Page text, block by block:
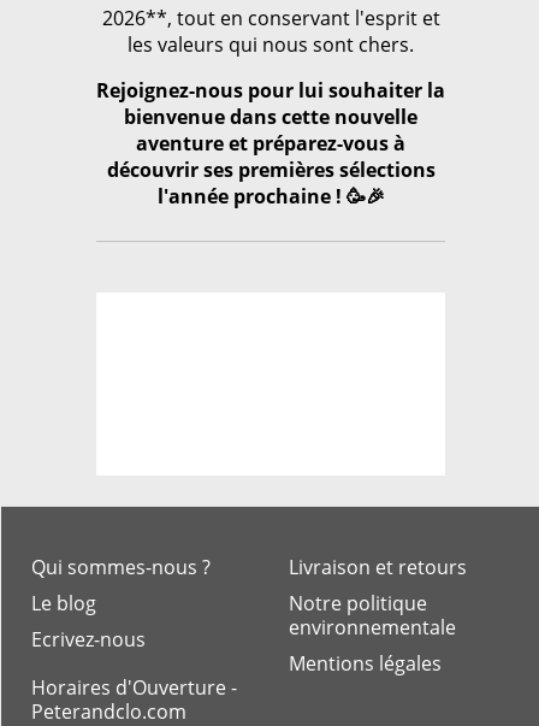
2026**, tout en conservant l'esprit et
les valeurs qui nous sont chers.
Rejoignez-nous pour lui souhaiter la
bienvenue dans cette nouvelle
aventure et préparez-vous à
découvrir ses premières sélections
l'année prochaine ! 🥳🎉
Livraison et retours
Notre politique
environnementale
Mentions légales
Qui sommes-nous ?
Le blog
Ecrivez-nous
Horaires d'Ouverture -
Peterandclo.com